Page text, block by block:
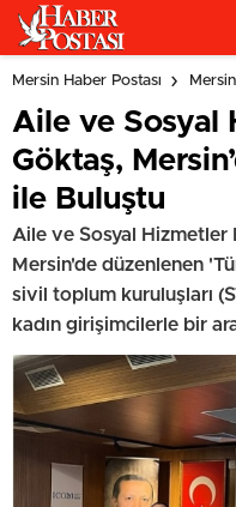
Mersin Haber Postası Mersin
Aile ve Sosyal
Göktaş,
ile Buluştu
Aile ve Sosyal Hizmetler
Mersin'de düzenlenen
sivil toplum kuruluşları
kadın girişimcilerle bir